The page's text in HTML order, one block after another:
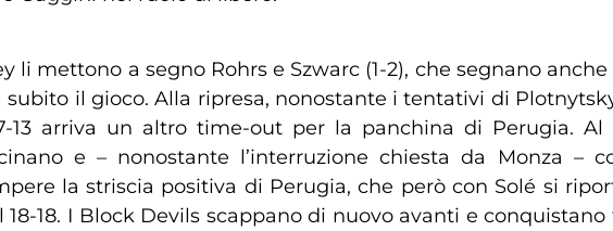
mettono a segno Rohrs e Szwarc (1-2), che segnano
il gioco. Alla ripresa, nonostante i tentativi di
arriva un altro time-out per la panchina di Perugia.
e – nonostante l’interruzione chiesta da Monza –
la striscia positiva di Perugia, che però con Solé si
18-18. I Block Devils scappano di nuovo avanti e